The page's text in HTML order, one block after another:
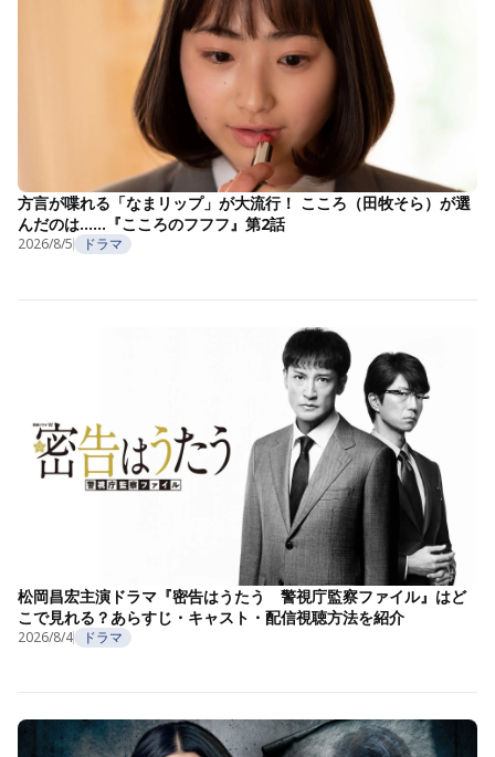
方言が喋れる「なまリップ」が大流行！ こころ（田牧そら）が選
んだのは……『こころのフフフ』第2話
2026/8/5 ドラマ
松岡昌宏主演ドラマ『密告はうたう 警視庁監察ファイル』はど
こで見れる？あらすじ・キャスト・配信視聴方法を紹介
2026/8/4 ドラマ